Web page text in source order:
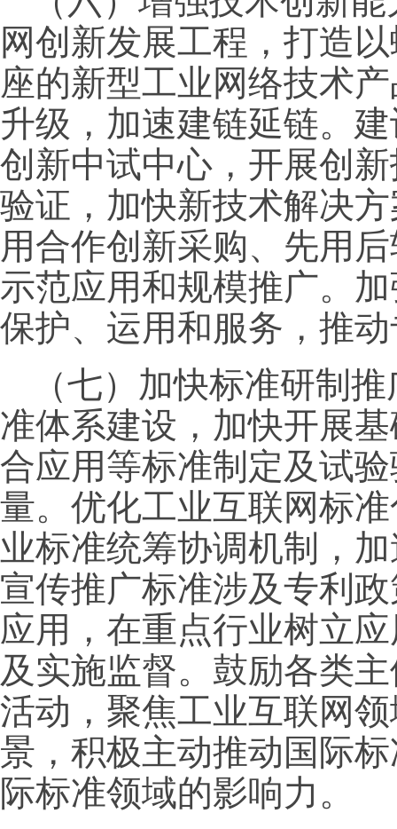
网创新发展工程，打造
座的新型工业网络技术
升级，加速建链延链。
创新中试中心，开展创
验证，加快新技术解决
用合作创新采购、先用
示范应用和规模推广。
保护、运用和服务，推
（七）加快标准研制
准体系建设，加快开展
合应用等标准制定及试
量。优化工业互联网标
业标准统筹协调机制，
宣传推广标准涉及专利
应用，在重点行业树立
及实施监督。鼓励各类
活动，聚焦工业互联网
景，积极主动推动国际
际标准领域的影响力。